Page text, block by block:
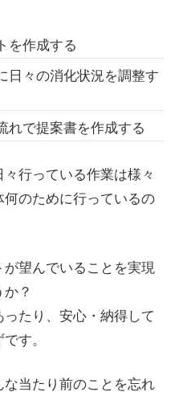
を作成する
日々の消化状況を調整す
れで提案書を作成する
行っている作業は様々
のために行っているの
望んでいることを実現
？
たり、安心・納得して
す。
当たり前のことを忘れ